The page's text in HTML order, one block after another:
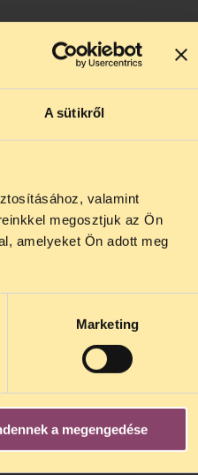
A sütikről
valamint
megosztjuk az Ön
amelyeket Ön adott meg
Marketing
a megengedése
27 és
25-én